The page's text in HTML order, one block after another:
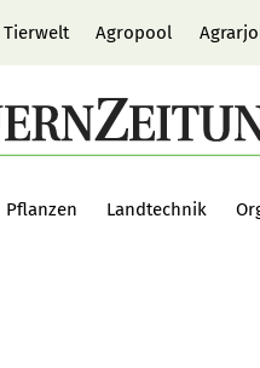
Tierwelt Agropool
Pflanzen Landtechnik